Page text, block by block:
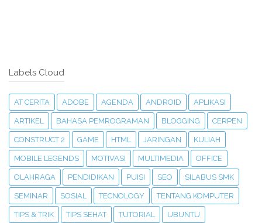
Labels Cloud
AT CERITA ADOBE AGENDA ANDROID APLIKASI
ARTIKEL BAHASA PEMROGRAMAN BLOGGING CERPEN
CONSTRUCT 2 GAME HTML JARINGAN KULIAH
MOBILE LEGENDS MOTIVASI MULTIMEDIA OFFICE
OLAHRAGA PENDIDIKAN PUISI SEO SILABUS SMK
SEMINAR SOSIAL TECNOLOGY TENTANG KOMPUTER
TIPS & TRIK TIPS SEHAT TUTORIAL UBUNTU